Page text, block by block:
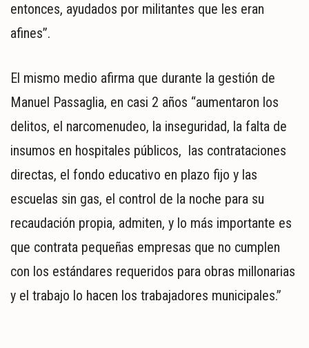
entonces, ayudados por militantes que les eran
afines”.
El mismo medio afirma que durante la gestión de
Manuel Passaglia, en casi 2 años “aumentaron los
delitos, el narcomenudeo, la inseguridad, la falta de
insumos en hospitales públicos, las contrataciones
directas, el fondo educativo en plazo fijo y las
escuelas sin gas, el control de la noche para su
recaudación propia, admiten, y lo más importante es
que contrata pequeñas empresas que no cumplen
con los estándares requeridos para obras millonarias
y el trabajo lo hacen los trabajadores municipales.”